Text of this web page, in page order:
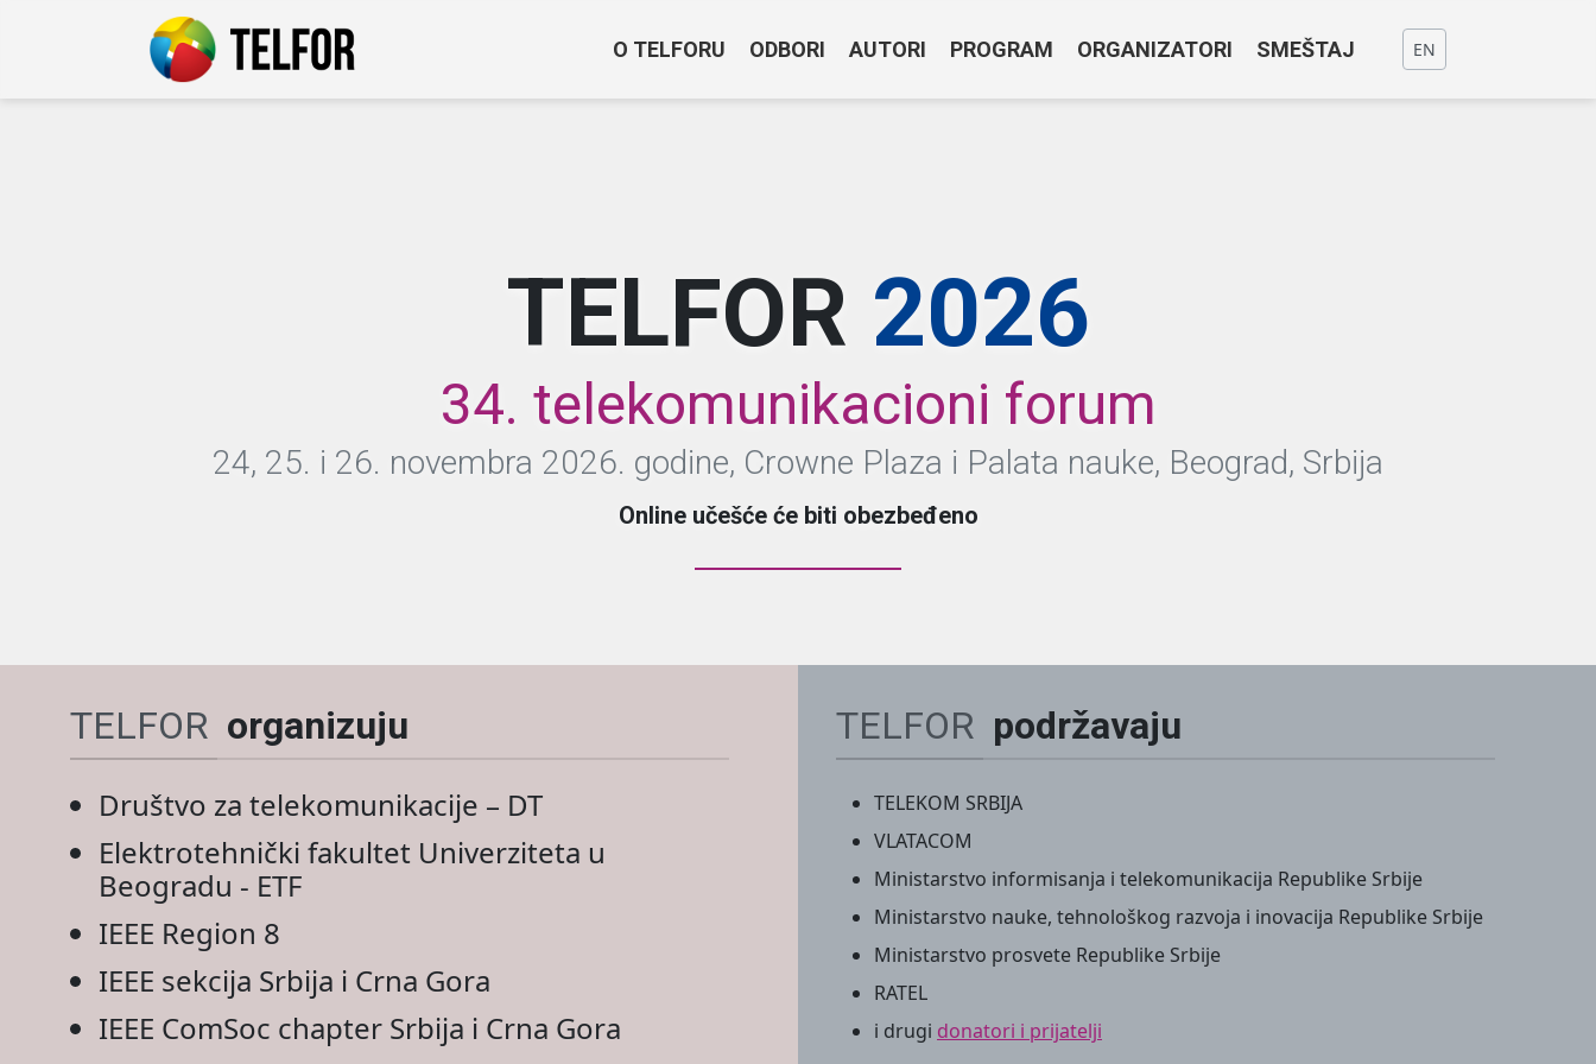
O TELFORU ODBORI AUTORI PROGRAM ORGANIZATORI SMEŠTAJ EN
TELFOR 2026
34. telekomunikacioni forum
24, 25. i 26. novembra 2026. godine, Crowne Plaza i Palata nauke, Beograd, Srbija
Online učešće će biti obezbeđeno
TELFOR organizuju
Društvo za telekomunikacije – DT
Elektrotehnički fakultet Univerziteta u
Beogradu - ETF
IEEE Region 8
IEEE sekcija Srbija i Crna Gora
IEEE ComSoc chapter Srbija i Crna Gora
TELFOR podržavaju
TELEKOM SRBIJA
VLATACOM
Ministarstvo informisanja i telekomunikacija Republike Srbije
Ministarstvo nauke, tehnološkog razvoja i inovacija Republike Srbije
Ministarstvo prosvete Republike Srbije
RATEL
i drugi donatori i prijatelji